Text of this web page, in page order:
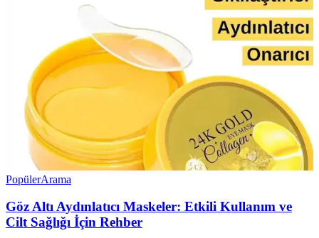
PopülerArama
Göz Altı Aydınlatıcı Maskeler: Etkili Kullanım ve
Cilt Sağlığı İçin Rehber